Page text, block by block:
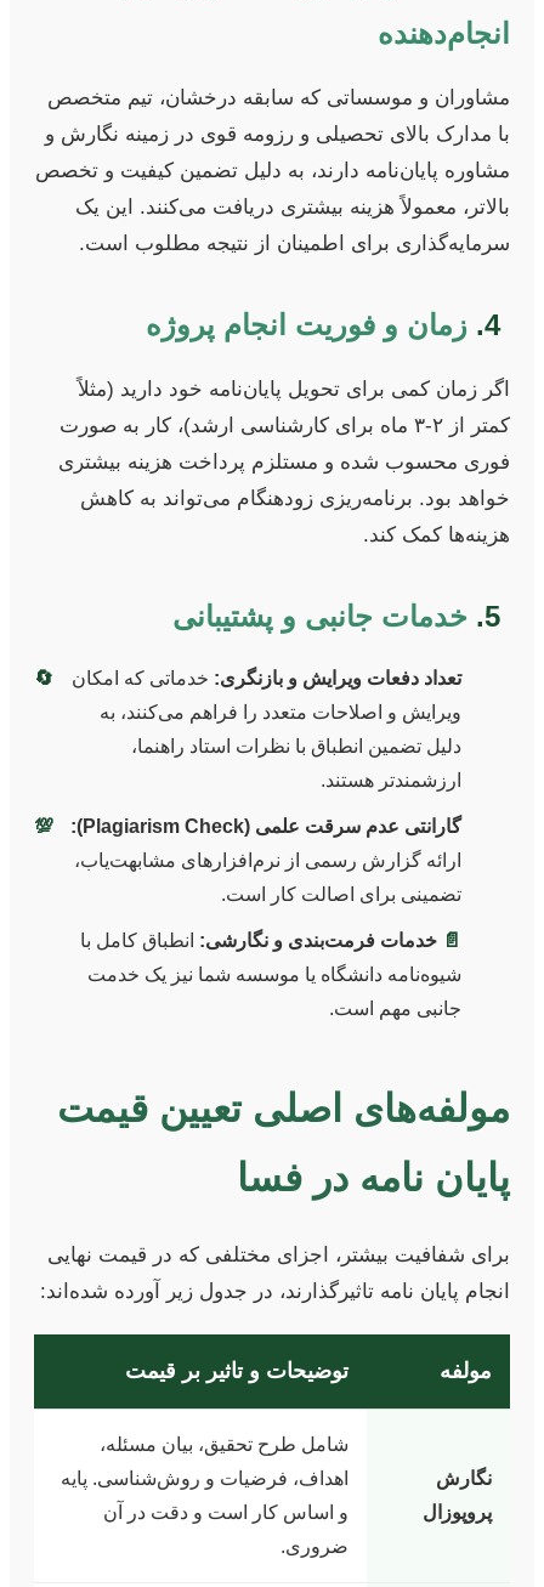
انجام‌دهنده
مشاوران و موسساتی که سابقه درخشان، تیم متخصص
با مدارک بالای تحصیلی و رزومه قوی در زمینه نگارش و
مشاوره پایان‌نامه دارند، به دلیل تضمین کیفیت و تخصص
بالاتر، معمولاً هزینه بیشتری دریافت می‌کنند. این یک
سرمایه‌گذاری برای اطمینان از نتیجه مطلوب است.
زمان و فوریت انجام پروژه
اگر زمان کمی برای تحویل پایان‌نامه خود دارید (مثلاً
کمتر از ۲-۳ ماه برای کارشناسی ارشد)، کار به صورت
فوری محسوب شده و مستلزم پرداخت هزینه بیشتری
خواهد بود. برنامه‌ریزی زودهنگام می‌تواند به کاهش
هزینه‌ها کمک کند.
خدمات جانبی و پشتیبانی
🔄 تعداد دفعات ویرایش و بازنگری: خدماتی که امکان
ویرایش و اصلاحات متعدد را فراهم می‌کنند، به
دلیل تضمین انطباق با نظرات استاد راهنما،
ارزشمندتر هستند.
💯
گارانتی عدم سرقت علمی (Plagiarism Check):
ارائه گزارش رسمی از نرم‌افزارهای مشابهت‌یاب،
تضمینی برای اصالت کار است.
خدمات فرمت‌بندی و نگارشی:انطباق کامل با
شیوه‌نامه دانشگاه یا موسسه شما نیز یک خدمت
جانبی مهم است.
مولفه‌های اصلی تعیین قیمت
پایان نامه در فسا
برای شفافیت بیشتر، اجزای مختلفی که در قیمت نهایی
انجام پایان نامه تاثیرگذارند، در جدول زیر آورده شده‌اند:
مولفه توضیحات و تاثیر بر قیمت
نگارش
پروپوزال
شامل طرح تحقیق، بیان مسئله،
اهداف، فرضیات و روش‌شناسی. پایه
و اساس کار است و دقت در آن
ضروری.